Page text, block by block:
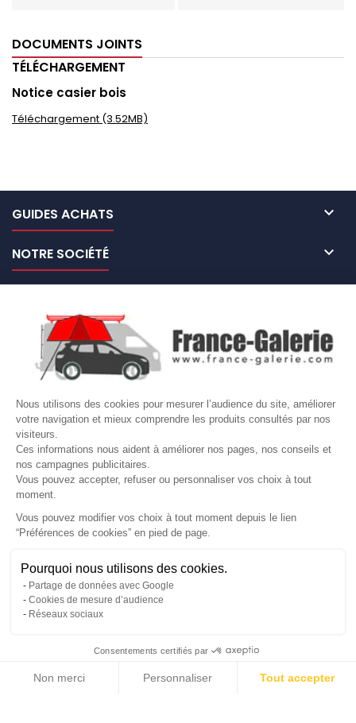
Nous utilisons des cookies pour mesurer l’audience du site, améliorer
votre navigation et mieux comprendre les produits consultés par nos
visiteurs.
Ces informations nous aident à améliorer nos pages, nos conseils et
nos campagnes publicitaires.
Vous pouvez accepter, refuser ou personnaliser vos choix à tout
moment.
Vous pouvez modifier vos choix à tout moment depuis le lien
“Préférences de cookies” en pied de page.
Pourquoi nous utilisons des cookies.
Partage de données avec Google
Cookies de mesure d’audience
Réseaux sociaux
Consentements certifiés par
Non merci Personnaliser Tout accepter
Gérer mes cookies
DOCUMENTS JOINTS
TÉLÉCHARGEMENT
Notice casier bois
Téléchargement (3.52MB)
GUIDES ACHATS 
NOTRE SOCIÉTÉ 
VOTRE COMPTE 
Site protégé par reCAPTCHA.
LETTRE D'INFORMATIONS
© Copyright 2026 France Galerie. Tous droits reservés.
Cliquez-ici pour modifier vos préférences en matière de cookies